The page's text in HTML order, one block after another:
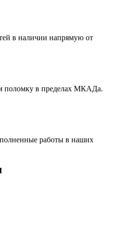
в наличии напрямую от
поломку в пределах МКАДа.
работы в наших